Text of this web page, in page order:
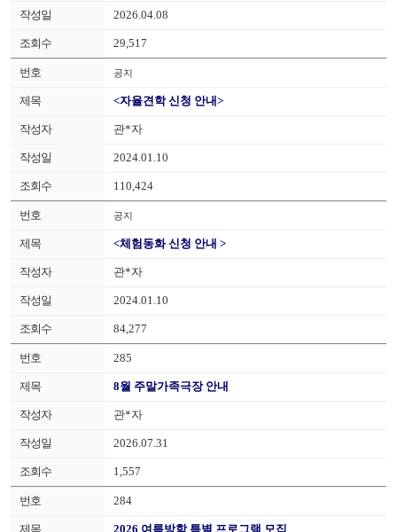
2026.04.08
29,517
공지
<자율견학 신청 안내>
관*자
2024.01.10
110,424
공지
<체험동화 신청 안내 >
관*자
2024.01.10
84,277
285
8월 주말가족극장 안내
관*자
2026.07.31
1,557
284
2026 여름방학 특별 프로그램 모집